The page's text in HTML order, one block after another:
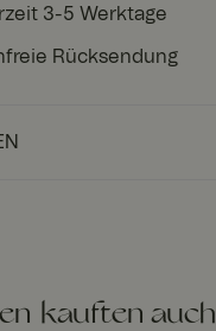
3-5 Werktage
Rücksendung
kauften auch